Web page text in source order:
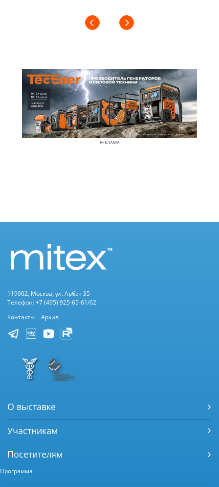
РЕКЛАМА
119002, Москва, ул. Арбат 35
Телефон: +7 (495) 925-65-61/62
Контакты
Архив
О выставке
Участникам
Посетителям
Программа